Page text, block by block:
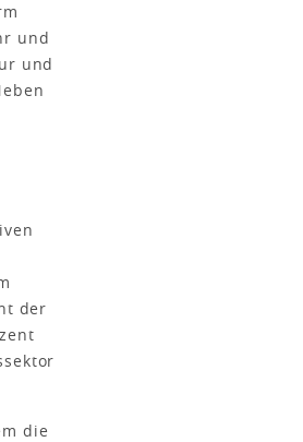
und
und
der
die